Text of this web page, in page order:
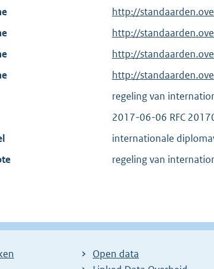
i
n
:
l
i
n
:
n
l
i
n
:
http://
http://
http://
http://
regeling van
2017-06-06 RFC
internationale
regeling van
Open data